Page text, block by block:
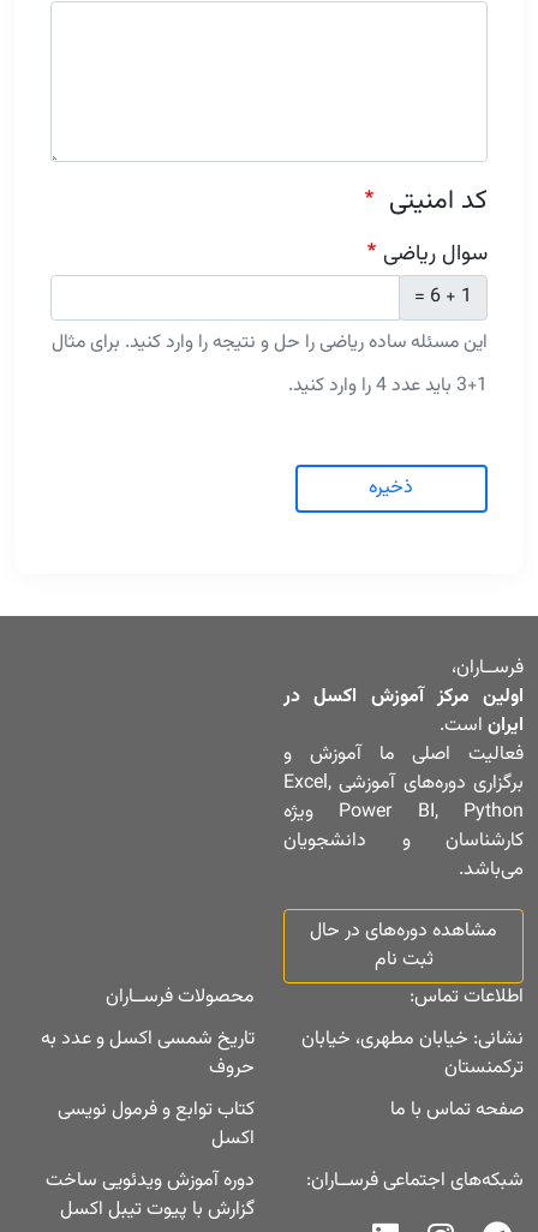
کد امنیتی
سوال ریاضی
1 + 6 =
این مسئله ساده ریاضی را حل و نتیجه را وارد کنید. برای مثال
1+3 باید عدد 4 را وارد کنید.
ذخیره
فرســاران،
اولین مرکز آموزش اکسل در
ایران است.
فعالیت اصلی ما آموزش و
برگزاری دوره‌های آموزشی Excel,
Power BI, Python ویژه
کارشناسان و دانشجویان
می‌باشد.
مشاهده دوره‌های در حال
ثبت نام
اطلاعات تماس:
نشانی: خیابان مطهری، خیابان
ترکمنستان
صفحه تماس با ما
شبکه‌های اجتماعی فرســاران:
محصولات فرســاران
تاریخ شمسی اکسل و عدد به
حروف
کتاب توابع و فرمول نویسی
اکسل
دوره آموزش ویدئویی ساخت
گزارش با پیوت تیبل اکسل